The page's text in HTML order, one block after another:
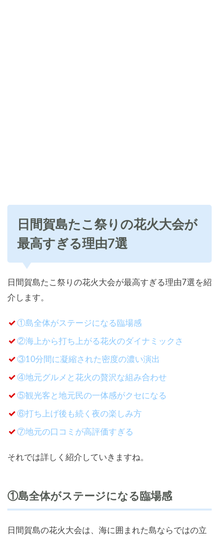
日間賀島たこ祭りの花火大会が
最高すぎる理由7選
日間賀島たこ祭りの花火大会が最高すぎる理由7選を紹
介します。
①島全体がステージになる臨場感
②海上から打ち上がる花火のダイナミックさ
③10分間に凝縮された密度の濃い演出
④地元グルメと花火の贅沢な組み合わせ
⑤観光客と地元民の一体感がクセになる
⑥打ち上げ後も続く夜の楽しみ方
⑦地元の口コミが高評価すぎる
それでは詳しく紹介していきますね。
①島全体がステージになる臨場感
日間賀島の花火大会は、海に囲まれた島ならではの立